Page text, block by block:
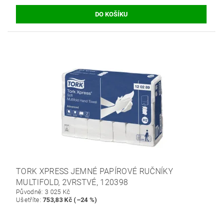
TORK XPRESS JEMNÉ PAPÍROVÉ RUČNÍKY
MULTIFOLD, 2VRSTVÉ, 120398
Původně: 3 025 Kč
Ušetříte:753,83 Kč (–24 %)